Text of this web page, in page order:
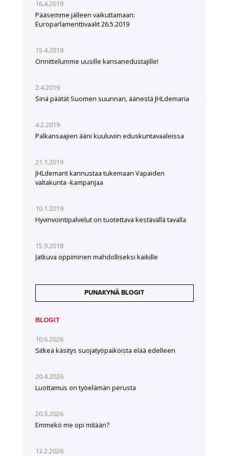
16.4.2019
Pääsemme jälleen vaikuttamaan:
Europarlamenttivaalit 26.5.2019
15.4.2019
Onnittelumme uusille kansanedustajille!
2.4.2019
Sinä päätät Suomen suunnan, äänestä JHLdemaria
4.2.2019
Palkansaajien ääni kuuluviin eduskuntavaaleissa
21.1.2019
JHLdemarit kannustaa tukemaan Vapaiden
valtakunta -kampanjaa
10.1.2019
Hyvinvointipalvelut on tuotettava kestävällä tavalla
15.9.2018
Jatkuva oppiminen mahdolliseksi kaikille
PUNAKYNÄ BLOGIT
BLOGIT
10.6.2026
Sitkeä käsitys suojatyöpaikoista elää edelleen
20.4.2026
Luottamus on työelämän perusta
20.3.2026
Emmekö me opi mitään?
13.2.2026